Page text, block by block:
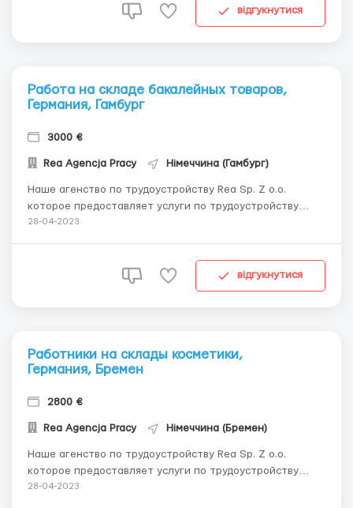
Colgate. Принимаем граждан всех стран, в том числе ...
відгукнутися
Работа на складе бакалейных товаров,
Германия, Гамбург
3000 €
Rea Agencja Pracy Німеччина (Гамбург)
Наше агенство по трудоустройству Rea Sp. Z o.o.
которое предоставляет услуги по трудоустройству
иностранцев на територии ЕС более 10 лет, предлагает
обязанности входит комплектация и упаковка заказов
28-04-2023
відгукнутися
Работники на склады косметики,
Германия, Бремен
2800 €
Rea Agencja Pracy Німеччина (Бремен)
Наше агенство по трудоустройству Rea Sp. Z o.o.
которое предоставляет услуги по трудоустройству
иностранцев на територии ЕС более 10 лет, предлагает
28-04-2023